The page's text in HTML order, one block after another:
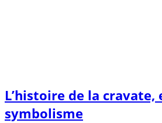
L’histoire de la
symbolisme